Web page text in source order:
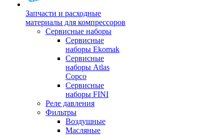
Запчасти и расходные
материалы для компрессоров
Cервисные наборы
Сервисные
наборы Ekomak
Cервисные
наборы Atlas
Copco
Сервисные
наборы FINI
Реле давления
Фильтры
Воздушные
Масляные